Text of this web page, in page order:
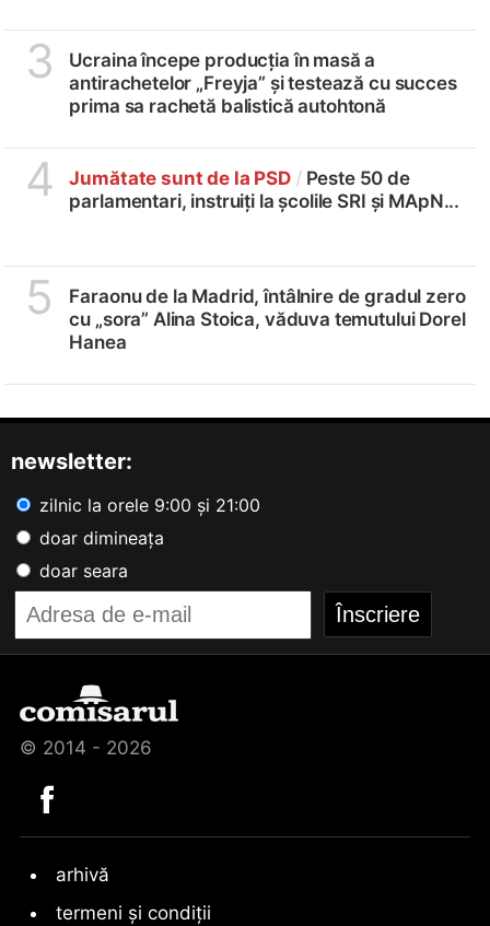
3
Ucraina începe producția în masă a
antirachetelor „Freyja” și testează cu succes
prima sa rachetă balistică autohtonă
4 Jumătate sunt de la PSD / Peste 50 de
parlamentari, instruiți la școlile SRI și MApN...
5
Faraonu de la Madrid, întâlnire de gradul zero
cu „sora” Alina Stoica, văduva temutului Dorel
Hanea
newsletter:
zilnic la orele 9:00 și 21:00
doar dimineața
doar seara
© 2014 - 2026
arhivă
termeni și condiții